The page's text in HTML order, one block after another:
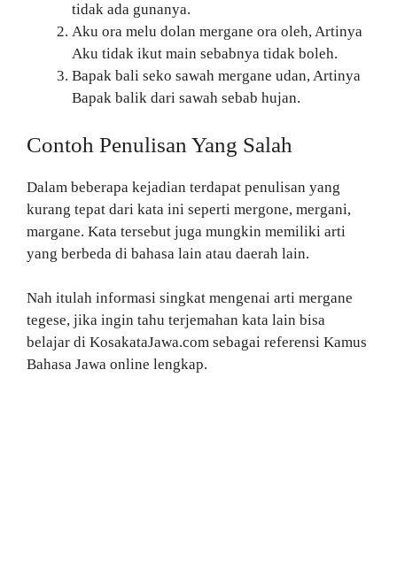
tidak ada gunanya.
Aku ora melu dolan mergane ora oleh, Artinya
Aku tidak ikut main sebabnya tidak boleh.
Bapak bali seko sawah mergane udan, Artinya
Bapak balik dari sawah sebab hujan.
Contoh Penulisan Yang Salah
Dalam beberapa kejadian terdapat penulisan yang
kurang tepat dari kata ini seperti mergone, mergani,
margane. Kata tersebut juga mungkin memiliki arti
yang berbeda di bahasa lain atau daerah lain.
Nah itulah informasi singkat mengenai arti mergane
tegese, jika ingin tahu terjemahan kata lain bisa
belajar di KosakataJawa.com sebagai referensi Kamus
Bahasa Jawa online lengkap.